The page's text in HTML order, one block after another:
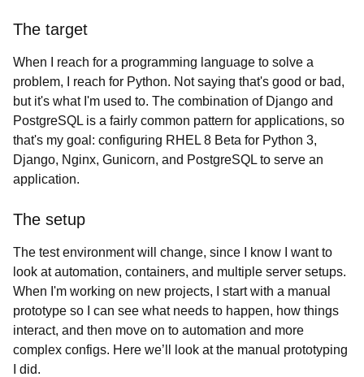
The target
When I reach for a programming language to solve a
problem, I reach for Python. Not saying that's good or bad,
but it's what I'm used to. The combination of Django and
PostgreSQL is a fairly common pattern for applications, so
that's my goal: configuring RHEL 8 Beta for Python 3,
Django, Nginx, Gunicorn, and PostgreSQL to serve an
application.
The setup
The test environment will change, since I know I want to
look at automation, containers, and multiple server setups.
When I'm working on new projects, I start with a manual
prototype so I can see what needs to happen, how things
interact, and then move on to automation and more
complex configs. Here we’ll look at the manual prototyping
I did.